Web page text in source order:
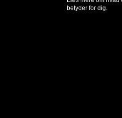
betyder for dig.